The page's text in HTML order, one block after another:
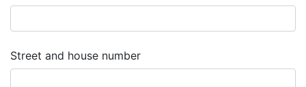
Street and house number